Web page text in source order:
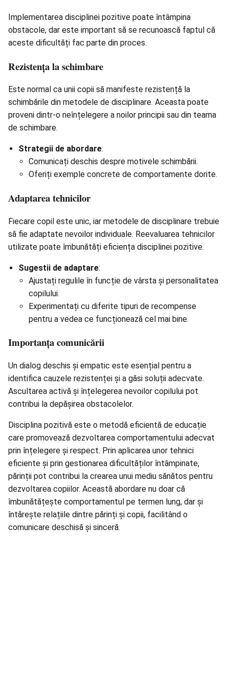
Implementarea disciplinei pozitive poate întâmpina
obstacole, dar este important să se recunoască faptul că
aceste dificultăți fac parte din proces.
Rezistența la schimbare
Este normal ca unii copii să manifeste rezistență la
schimbările din metodele de disciplinare. Aceasta poate
proveni dintr-o neînțelegere a noilor principii sau din teama
de schimbare.
Strategii de abordare:
Comunicați deschis despre motivele schimbării.
Oferiți exemple concrete de comportamente dorite.
Adaptarea tehnicilor
Fiecare copil este unic, iar metodele de disciplinare trebuie
să fie adaptate nevoilor individuale. Reevaluarea tehnicilor
utilizate poate îmbunătăți eficiența disciplinei pozitive.
Sugestii de adaptare:
Ajustați regulile în funcție de vârsta și personalitatea
copilului.
Experimentați cu diferite tipuri de recompense
pentru a vedea ce funcționează cel mai bine.
Importanța comunicării
Un dialog deschis și empatic este esențial pentru a
identifica cauzele rezistenței și a găsi soluții adecvate.
Ascultarea activă și înțelegerea nevoilor copilului pot
contribui la depășirea obstacolelor.
Disciplina pozitivă este o metodă eficientă de educație
care promovează dezvoltarea comportamentului adecvat
prin înțelegere și respect. Prin aplicarea unor tehnici
eficiente și prin gestionarea dificultăților întâmpinate,
părinții pot contribui la crearea unui mediu sănătos pentru
dezvoltarea copiilor. Această abordare nu doar că
îmbunătățește comportamentul pe termen lung, dar și
întărește relațiile dintre părinți și copii, facilitând o
comunicare deschisă și sinceră.